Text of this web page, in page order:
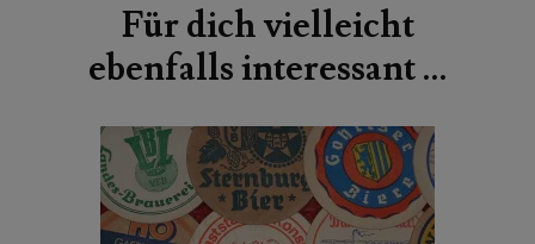
Für dich vielleicht
ebenfalls interessant …